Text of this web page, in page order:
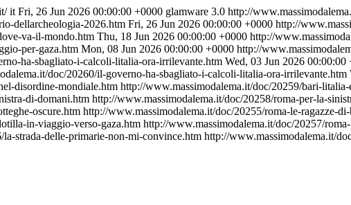
it Fri, 26 Jun 2026 00:00:00 +0000 glamware 3.0 http://
dellarcheologia-2026.htm Fri, 26 Jun 2026 00:00:00 +0000 http://
va-il-mondo.htm Thu, 18 Jun 2026 00:00:00 +0000 http://
per-gaza.htm Mon, 08 Jun 2026 00:00:00 +0000 http://
ha-sbagliato-i-calcoli-litalia-ora-irrilevante.htm Wed, 03 Jun 2026 00:00:00
doc/20260/il-governo-ha-sbagliato-i-calcoli-litalia-ora-irrilevante.htm
disordine-mondiale.htm http://www.massimodalema.it/doc/20259/bari-
di-domani.htm http://www.massimodalema.it/doc/20258/roma-per-la-
oscure.htm http://www.massimodalema.it/doc/20255/roma-le-ragazze-
in-viaggio-verso-gaza.htm http://www.massimodalema.it/doc/20257/
strada-delle-primarie-non-mi-convince.htm http://www.massimodalema.it/